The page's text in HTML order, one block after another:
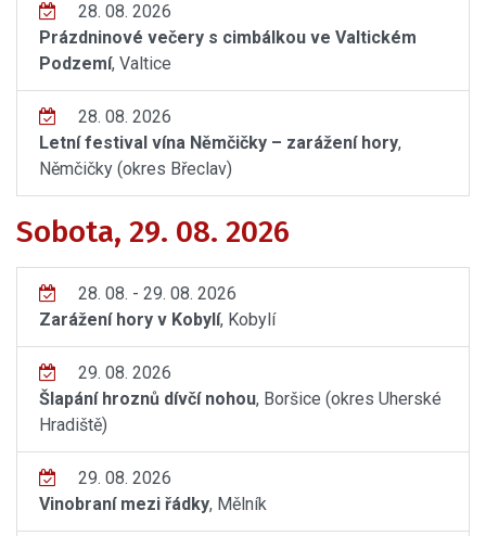
28. 08. 2026
Prázdninové večery s cimbálkou ve Valtickém
Podzemí, Valtice
28. 08. 2026
Letní festival vína Němčičky – zarážení hory,
Němčičky (okres Břeclav)
Sobota, 29. 08. 2026
28. 08. - 29. 08. 2026
Zarážení hory v Kobylí, Kobylí
29. 08. 2026
Šlapání hroznů dívčí nohou, Boršice (okres Uherské
Hradiště)
29. 08. 2026
Vinobraní mezi řádky, Mělník